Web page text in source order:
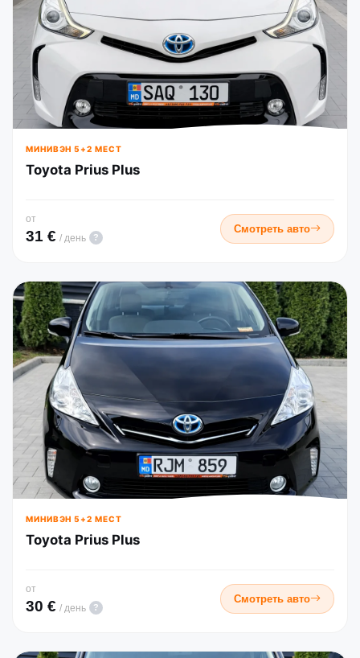
МИНИВЭН 5+2 МЕСТ
Toyota Prius Plus
от
31 € / день ?
Смотреть авто
МИНИВЭН 5+2 МЕСТ
Toyota Prius Plus
от
30 € / день ?
Смотреть авто